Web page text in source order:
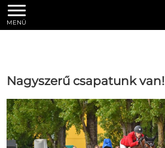
MENÜ
Nagyszerű csapatunk van!